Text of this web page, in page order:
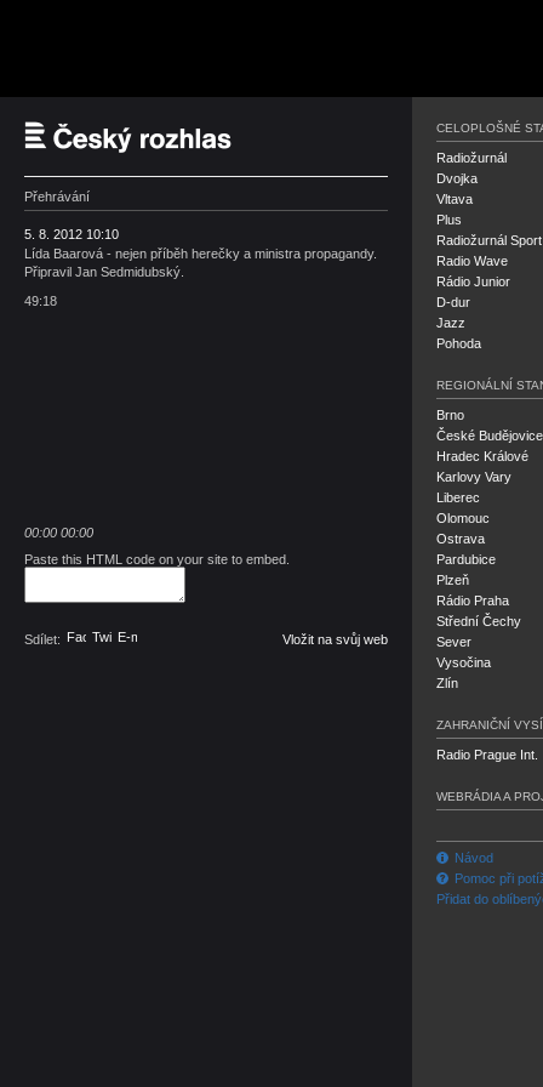
Přehrávání
5. 8. 2012 10:10
Lída Baarová - nejen příběh herečky a ministra propagandy.
Připravil Jan Sedmidubský.
49:18
00:00 00:00
Paste this HTML code on your site to embed.
Sdílet: Facebook
TwitterE-mail Vložit na svůj web
CELOPLOŠNÉ
Radiožurnál
Dvojka
Vltava
Plus
Radiožurnál Sport
Radio Wave
Rádio Junior
D-dur
Jazz
Pohoda
REGIONÁLNÍ
Brno
České Budějovice
Hradec Králové
Karlovy Vary
Liberec
Olomouc
Ostrava
Pardubice
Plzeň
Rádio Praha
Střední Čechy
Sever
Vysočina
Zlín
ZAHRANIČNÍ
Radio Prague Int.
WEBRÁDIA A
Návod
Pomoc při
Přidat do